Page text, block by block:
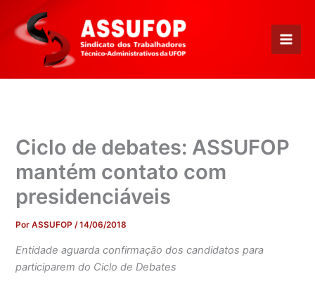
para
conteúdo
Ciclo de debates: ASSUFOP
mantém contato com
presidenciáveis
PorASSUFOP/14/06/2018
Entidade aguarda confirmação dos candidatos para
participarem do Ciclo de Debates